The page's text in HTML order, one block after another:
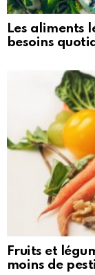
Les aliments
besoins
Fruits et
moins de